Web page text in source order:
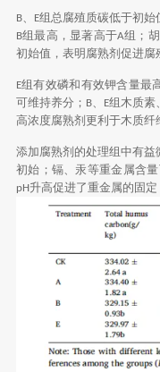
B、 E组总腐殖质碳低于初始
B组最高，显著高于A组；
初始值，表明腐熟剂促进
E组有效磷和有效钾含量最
可维持养分； B E组木质素
高浓度腐熟剂更利于木质纤
添加腐熟剂的处理组中有益
初始；镉、汞等重金属含
pH升高促进了重金属的固定